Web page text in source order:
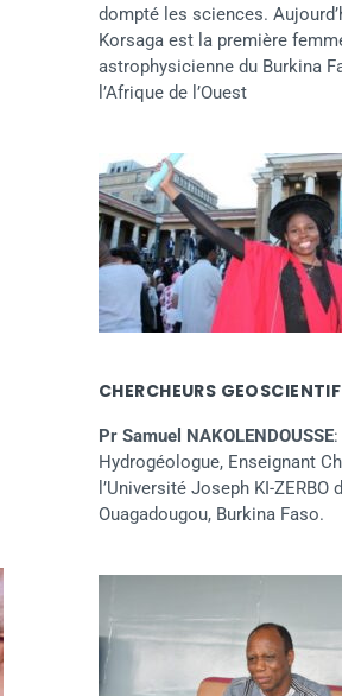
dompté les sciences.
Korsaga est la première
astrophysicienne du Burkina
l’Afrique de l’Ouest
CHERCHEURS
Pr Samuel NAKOLENDOUSSE:
Hydrogéologue, Enseignant
l’Université Joseph KI-ZERBO
Ouagadougou, Burkina Faso.